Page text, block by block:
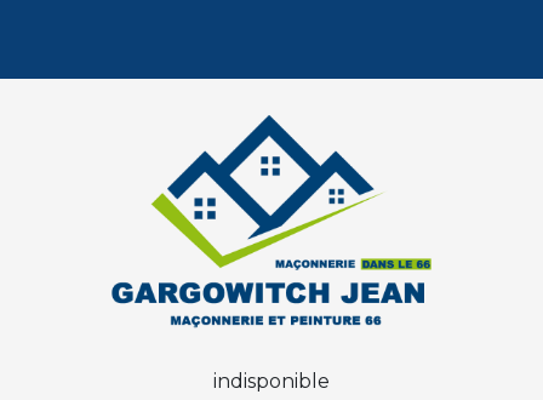
indisponible